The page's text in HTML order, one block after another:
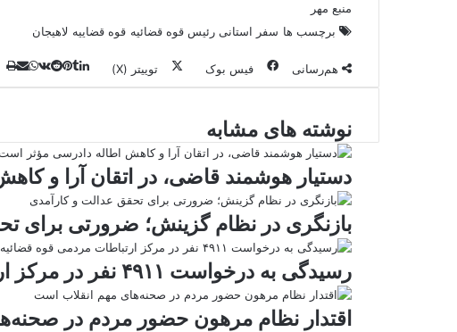
منبع مهر
برچسب ها سفر استانی رئیس قوه قضائیه قوه قضاییه لاهیجان
هم‌رسانی
فیس بوک توییتر (X)
ی
د
ن
ت
ب
ر
پ
ت
س
ر
یn
a
ا
آ
ا
ن
م
ا
نوشته های مشابه
دستیار هوشمند قاضی، در اتقان آرا و
بازنگری در نظام گزینش؛ ضرورتی برای
رسیدگی به درخواست ۴۹۱۱ نفر در مرکز ارتباطات مردمی قوه قضائیه
اقتدار نظام مرهون حضور مردم در